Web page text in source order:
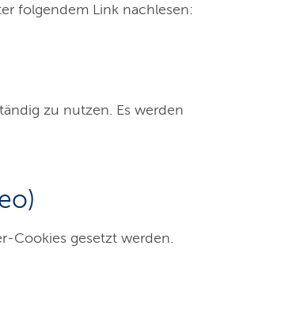
folgendem Link nachlesen:
zu nutzen. Es werden
Cookies gesetzt werden.
Beruf